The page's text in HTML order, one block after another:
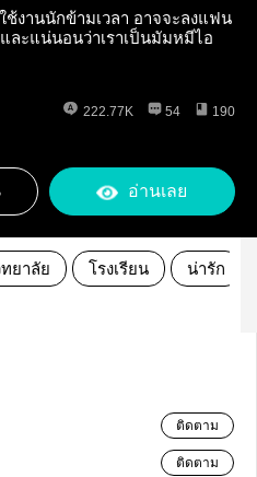
งานนักข้ามเวลา อาจจะลงแฟน
ละแน่นอนว่าเราเป็นมัมหมีไอ
222.77K 54 190
อ่านเลย
ยาลัย โรงเรียน น่ารัก
ติดตาม
ติดตาม